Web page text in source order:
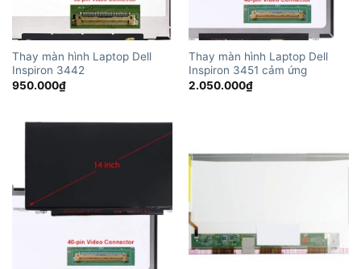
Thay màn hình Laptop Dell
Inspiron 3442
950.000₫
Thay màn hình Laptop Dell
Inspiron 3451 cảm ứng
2.050.000₫